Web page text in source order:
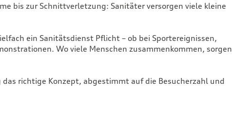
bis zur Schnittverletzung: Sanitäter versorgen viele kleine
ein Sanitätsdienst Pflicht – ob bei Sportereignissen,
Wo viele Menschen zusammenkommen, sorgen
richtige Konzept, abgestimmt auf die Besucherzahl und